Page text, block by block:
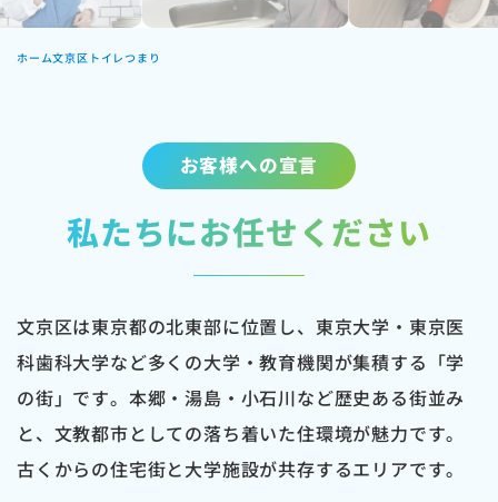
ホーム文京区トイレつまり
お客様への宣言
私たちにお任せください
文京区は東京都の北東部に位置し、東京大学・東京医
科歯科大学など多くの大学・教育機関が集積する「学
の街」です。本郷・湯島・小石川など歴史ある街並み
と、文教都市としての落ち着いた住環境が魅力です。
古くからの住宅街と大学施設が共存するエリアです。